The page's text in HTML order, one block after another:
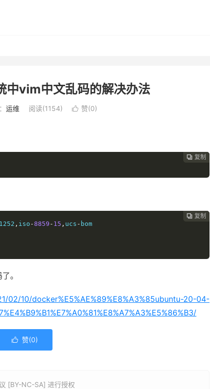
vim中文乱码的解决办法
运维 阅读(1154)  赞(0)
 复制
 复制
 复制
 复制
 复制
 复制
 复制
, iso -8859 - 15 , ucs -
。
02/10/docker%E5%AE%89%E8%A3%85ubuntu-20-04-
 赞(0)
[BY-NC-SA] 进行授权